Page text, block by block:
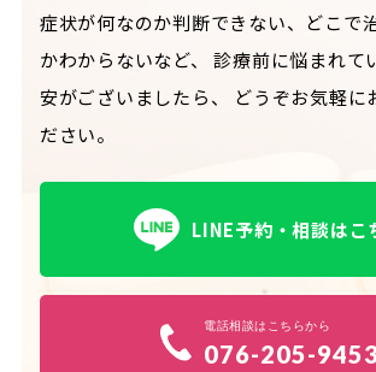
症状が何なのか判断できない、どこで
かわからないなど、
診療前に悩まれて
安がございましたら、
どうぞお気軽に
ださい。
LINE予約・相談はこ
電話相談はこちらから
076-205-